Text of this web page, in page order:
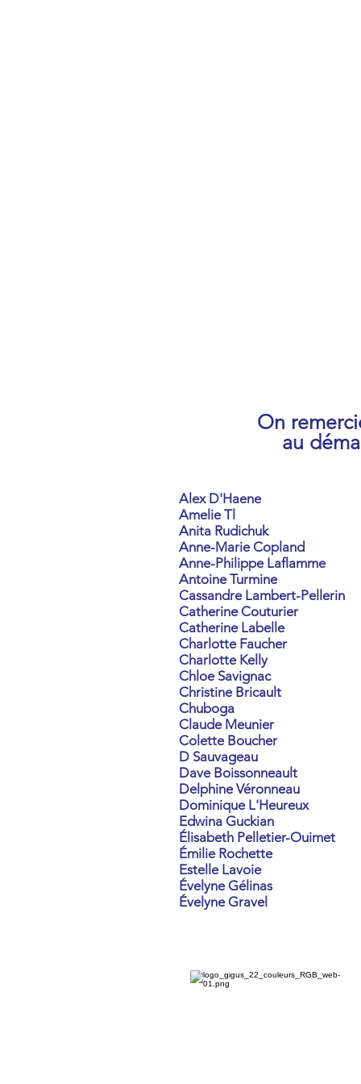
On
au
Alex D'Haene
Amelie Tl
Anita Rudichuk
Anne-Marie Copland
Anne-Philippe Laflamme
Antoine Turmine
Cassandre Lambert-Pellerin
Catherine Couturier
Catherine Labelle
Charlotte Faucher
Charlotte Kelly
Chloe Savignac
Christine Bricault
Chuboga
Claude Meunier
Colette Boucher
D Sauvageau
Dave Boissonneault
Delphine Véronneau
Dominique L'Heureux
Edwina Guckian
Élisabeth Pelletier-Ouimet
Émilie Rochette
Estelle Lavoie
Évelyne Gélinas
Évelyne Gravel